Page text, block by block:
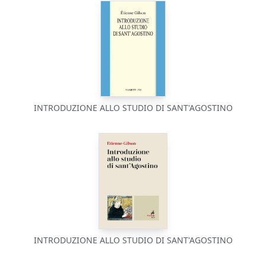
INTRODUZIONE ALLO STUDIO DI SANT'AGOSTINO
INTRODUZIONE ALLO STUDIO DI SANT'AGOSTINO